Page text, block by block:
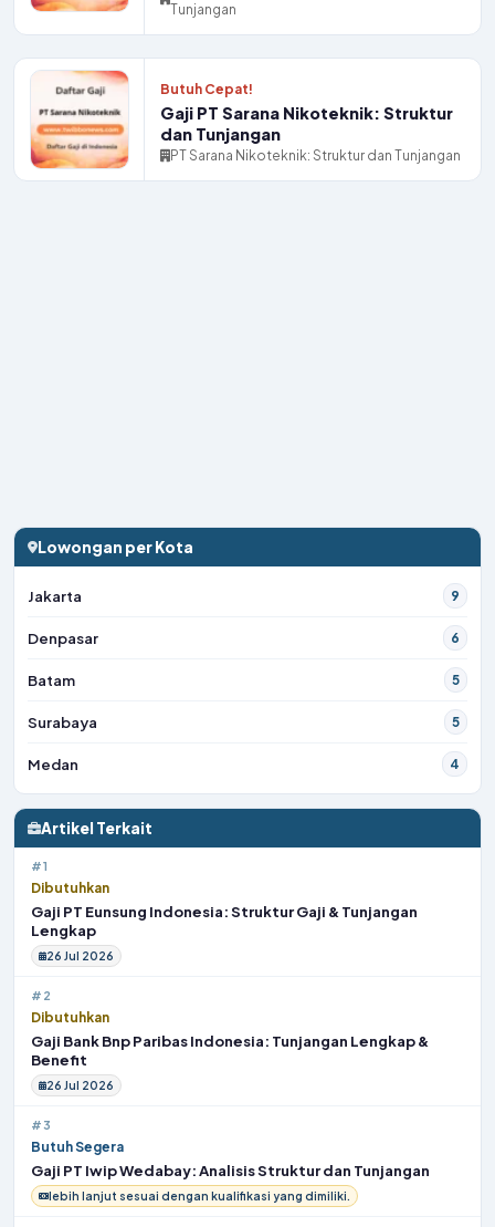
Tunjangan
Butuh Cepat!
Gaji PT Sarana Nikoteknik: Struktur
dan Tunjangan
PT Sarana Nikoteknik: Struktur dan Tunjangan
Lowongan per Kota
Jakarta 9
Denpasar 6
Batam 5
Surabaya 5
Medan 4
Artikel Terkait
#1
Dibutuhkan
Gaji PT Eunsung Indonesia: Struktur Gaji & Tunjangan
Lengkap
26 Jul 2026
#2
Dibutuhkan
Gaji Bank Bnp Paribas Indonesia: Tunjangan Lengkap &
Benefit
26 Jul 2026
#3
Butuh Segera
Gaji PT Iwip Wedabay: Analisis Struktur dan Tunjangan
lebih lanjut sesuai dengan kualifikasi yang dimiliki.